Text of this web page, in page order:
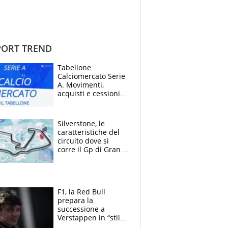
TREND
Tabellone
Calciomercato Serie
A. Movimenti,
acquisti e cessioni:
Silverstone, le
caratteristiche del
circuito dove si
corre il Gp di Gran
F1, la Red Bull
prepara la
successione a
Verstappen in “stile